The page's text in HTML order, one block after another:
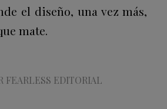
el diseño, una vez más,
mate.
FEARLESS EDITORIAL